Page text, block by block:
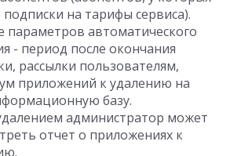
на тарифы сервиса).
параметров автоматического
- период после окончания
рассылки пользователям,
приложений к удалению на
базу.
администратор может
отчет о приложениях к